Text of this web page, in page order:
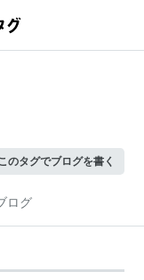
のタグでブログを書く
ログ